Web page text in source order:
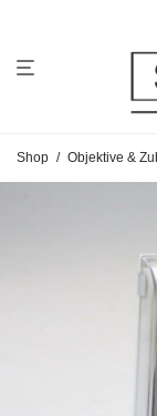
Shop / Objektive &